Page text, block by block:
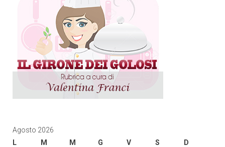
Agosto 2026
L
M M G V S
D